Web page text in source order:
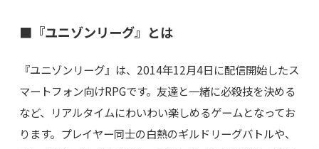
■『ユニゾンリーグ』とは
『ユニゾンリーグ』は、2014年12月4日に配信開始したス
マートフォン向けRPGです。友達と一緒に必殺技を決める
など、リアルタイムにわいわい楽しめるゲームとなってお
ります。プレイヤー同士の白熱のギルドリーグバトルや、